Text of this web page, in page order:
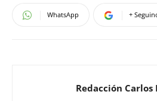
WhatsApp +
Redacción Carlos